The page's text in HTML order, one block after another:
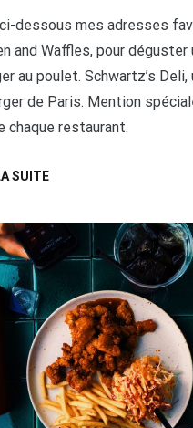
dessous mes adresses
and Waffles, pour
au poulet. Schwartz’s
de Paris. Mention
chaque restaurant.
SUITE